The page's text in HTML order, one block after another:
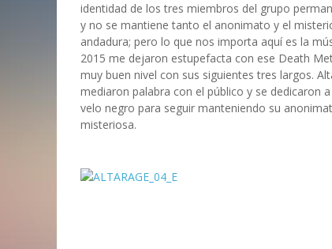
identidad de los tres miembros del grupo
y no se mantiene tanto el anonimato y el
andadura; pero lo que nos importa aquí es la
2015 me dejaron estupefacta con ese Death
muy buen nivel con sus siguientes tres largos.
mediaron palabra con el público y se dedicaron
velo negro para seguir manteniendo su
misteriosa.